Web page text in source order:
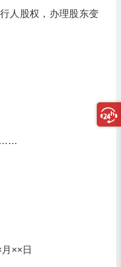
人股权，办理股东变
……
××日